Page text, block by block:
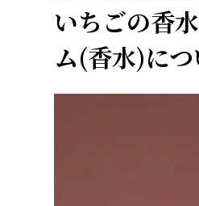
いちごの香
ム(香水)につ